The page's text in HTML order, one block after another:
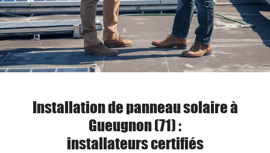
Installation de panneau solaire à
Gueugnon (71) :
installateurs certifiés